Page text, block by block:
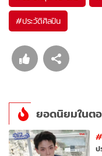
#ประวัติศิลปิน
ยอดนิยมในต